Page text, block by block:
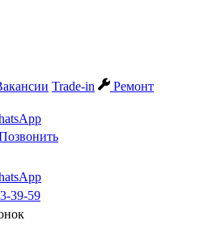
Trade-in
Ремонт
39-59